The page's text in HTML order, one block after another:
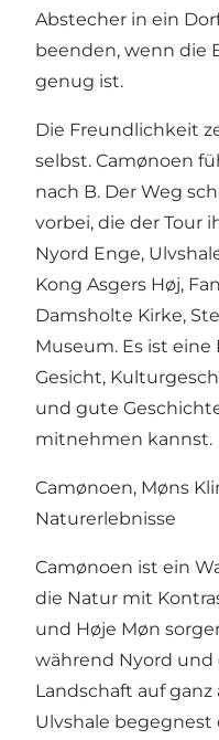
Abstecher in ein
beenden, wenn die
genug ist.
Die Freundlichkeit
selbst. Camønoen
nach B. Der Weg
vorbei, die der Tour
Nyord Enge,
Kong Asgers Høj,
Damsholte Kirke,
Museum. Es ist
Gesicht,
und gute
mitnehmen kannst.
Camønoen, Møns
Naturerlebnisse
Camønoen ist ein
die Natur mit
und Høje Møn
während Nyord und
Landschaft auf
Ulvshale begegnest